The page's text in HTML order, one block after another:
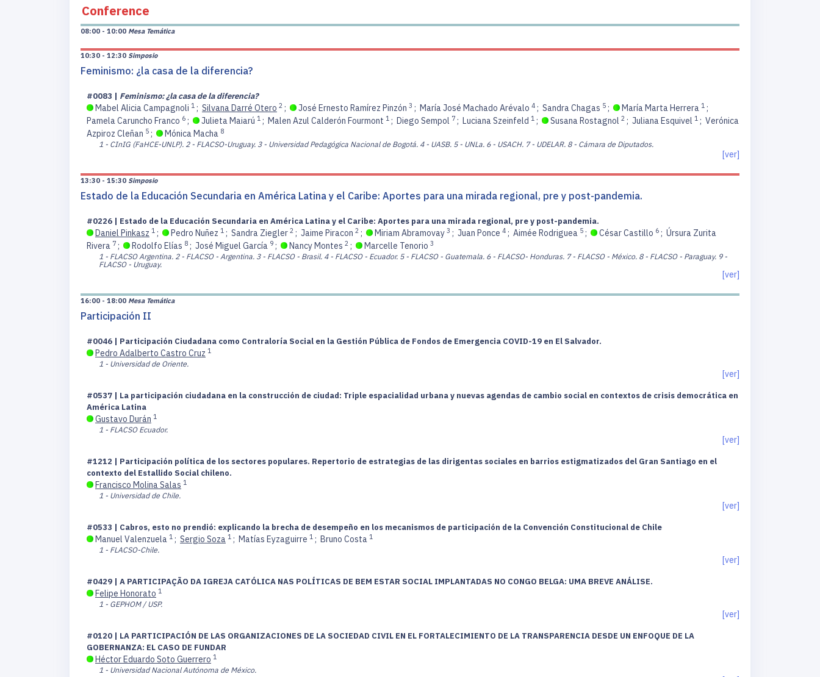
Conference
08:00 - 10:00 Mesa Temática
10:30 - 12:30 Simposio
Feminismo: ¿la casa de la diferencia?
#0083 | Feminismo: ¿la casa de la diferencia?
Mabel Alicia Campagnoli 1 ; Silvana Darré Otero 2 ; José Ernesto Ramírez Pinzón 3 ; María José Machado Arévalo 4 ; Sandra Chagas 5 ; María Marta Herrera 1 ;
Pamela Caruncho Franco 6 ; Julieta Maiarú 1 ; Malen Azul Calderón Fourmont 1 ; Diego Sempol 7 ; Luciana Szeinfeld 1 ; Susana Rostagnol 2 ; Juliana Esquivel 1 ; Verónica
Azpiroz Cleñan 5 ; Mónica Macha 8
1 - CInIG (FaHCE-UNLP). 2 - FLACSO-Uruguay. 3 - Universidad Pedagógica Nacional de Bogotá. 4 - UASB. 5 - UNLa. 6 - USACH. 7 - UDELAR. 8 - Cámara de Diputados.
[ver]
13:30 - 15:30 Simposio
Estado de la Educación Secundaria en América Latina y el Caribe: Aportes para una mirada regional, pre y post-pandemia.
#0226 | Estado de la Educación Secundaria en América Latina y el Caribe: Aportes para una mirada regional, pre y post-pandemia.
Daniel Pinkasz 1 ; Pedro Nuñez 1 ; Sandra Ziegler 2 ; Jaime Piracon 2 ; Miriam Abramovay 3 ; Juan Ponce 4 ; Aimée Rodriguea 5 ; César Castillo 6 ; Úrsura Zurita
Rivera 7 ; Rodolfo Elías 8 ; José Miguel García 9 ; Nancy Montes 2 ; Marcelle Tenorio 3
1 - FLACSO Argentina. 2 - FLACSO - Argentina. 3 - FLACSO - Brasil. 4 - FLACSO - Ecuador. 5 - FLACSO - Guatemala. 6 - FLACSO- Honduras. 7 - FLACSO - México. 8 - FLACSO - Paraguay. 9 -
FLACSO - Uruguay.
[ver]
16:00 - 18:00 Mesa Temática
Participación II
#0046 | Participación Ciudadana como Contraloría Social en la Gestión Pública de Fondos de Emergencia COVID-19 en El Salvador.
Pedro Adalberto Castro Cruz 1
1 - Universidad de Oriente.
[ver]
#0537 | La participación ciudadana en la construcción de ciudad: Triple espacialidad urbana y nuevas agendas de cambio social en contextos de crisis democrática en
América Latina
Gustavo Durán 1
1 - FLACSO Ecuador.
[ver]
#1212 | Participación política de los sectores populares. Repertorio de estrategias de las dirigentas sociales en barrios estigmatizados del Gran Santiago en el
contexto del Estallido Social chileno.
Francisco Molina Salas 1
1 - Universidad de Chile.
[ver]
#0533 | Cabros, esto no prendió: explicando la brecha de desempeño en los mecanismos de participación de la Convención Constitucional de Chile
Manuel Valenzuela 1 ; Sergio Soza 1 ; Matías Eyzaguirre 1 ; Bruno Costa 1
1 - FLACSO-Chile.
[ver]
#0429 | A PARTICIPAÇÃO DA IGREJA CATÓLICA NAS POLÍTICAS DE BEM ESTAR SOCIAL IMPLANTADAS NO CONGO BELGA: UMA BREVE ANÁLISE.
Felipe Honorato 1
1 - GEPHOM / USP.
[ver]
#0120 | LA PARTICIPACIÓN DE LAS ORGANIZACIONES DE LA SOCIEDAD CIVIL EN EL FORTALECIMIENTO DE LA TRANSPARENCIA DESDE UN ENFOQUE DE LA
GOBERNANZA: EL CASO DE FUNDAR
Héctor Eduardo Soto Guerrero 1
1 - Universidad Nacional Autónoma de México.